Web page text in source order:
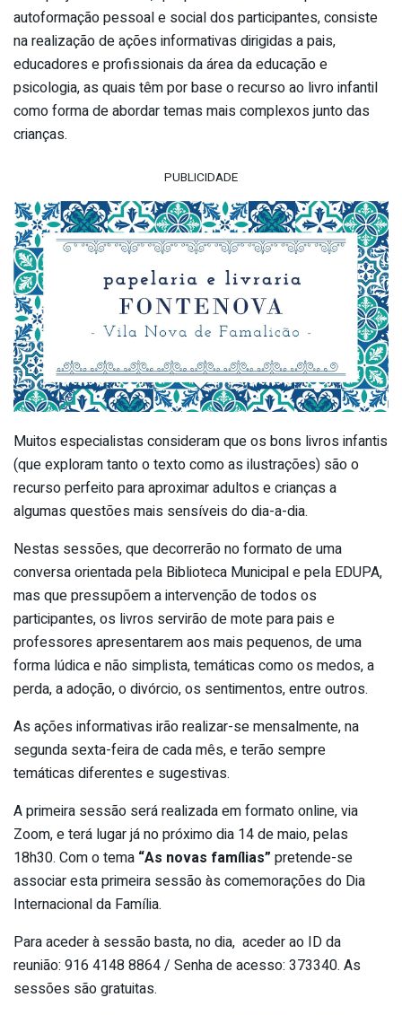
autoformação pessoal e social dos participantes, consiste
na realização de ações informativas dirigidas a pais,
educadores e profissionais da área da educação e
psicologia, as quais têm por base o recurso ao livro infantil
como forma de abordar temas mais complexos junto das
crianças.
PUBLICIDADE
Muitos especialistas consideram que os bons livros infantis
(que exploram tanto o texto como as ilustrações) são o
recurso perfeito para aproximar adultos e crianças a
algumas questões mais sensíveis do dia-a-dia.
Nestas sessões, que decorrerão no formato de uma
conversa orientada pela Biblioteca Municipal e pela EDUPA,
mas que pressupõem a intervenção de todos os
participantes, os livros servirão de mote para pais e
professores apresentarem aos mais pequenos, de uma
forma lúdica e não simplista, temáticas como os medos, a
perda, a adoção, o divórcio, os sentimentos, entre outros.
As ações informativas irão realizar-se mensalmente, na
segunda sexta-feira de cada mês, e terão sempre
temáticas diferentes e sugestivas.
A primeira sessão será realizada em formato online, via
Zoom, e terá lugar já no próximo dia 14 de maio, pelas
18h30. Com o tema “As novas famílias” pretende-se
associar esta primeira sessão às comemorações do Dia
Internacional da Família.
Para aceder à sessão basta, no dia, aceder ao ID da
reunião: 916 4148 8864 / Senha de acesso: 373340. As
sessões são gratuitas.